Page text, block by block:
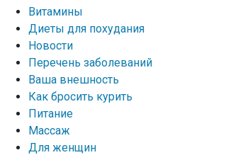
Витамины
Диеты для похудания
Новости
Перечень заболеваний
Ваша внешность
Как бросить курить
Питание
Массаж
Для женщин